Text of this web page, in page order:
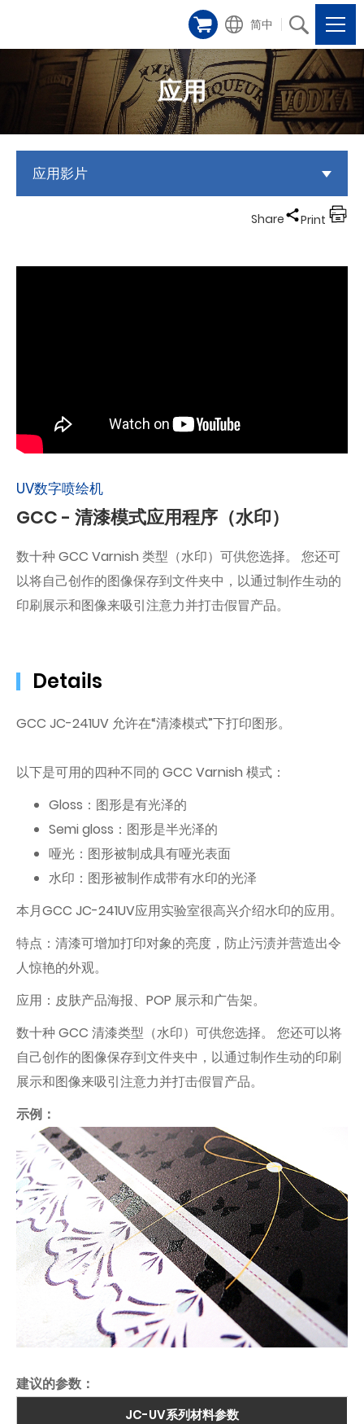
简中
应用
应用影片
Share Print
UV数字喷绘机
GCC - 清漆模式应用程序（水印）
数十种 GCC Varnish 类型（水印）可供您选择。 您还可
以将自己创作的图像保存到文件夹中，以通过制作生动的
印刷展示和图像来吸引注意力并打击假冒产品。
Details
GCC JC-241UV 允许在“清漆模式”下打印图形。
以下是可用的四种不同的 GCC Varnish 模式：
Gloss：图形是有光泽的
Semi gloss：图形是半光泽的
哑光：图形被制成具有哑光表面
水印：图形被制作成带有水印的光泽
本月GCC JC-241UV应用实验室很高兴介绍水印的应用。
特点：清漆可增加打印对象的亮度，防止污渍并营造出令
人惊艳的外观。
应用：皮肤产品海报、POP 展示和广告架。
数十种 GCC 清漆类型（水印）可供您选择。 您还可以将
自己创作的图像保存到文件夹中，以通过制作生动的印刷
展示和图像来吸引注意力并打击假冒产品。
示例：
建议的参数：
JC-UV系列材料参数